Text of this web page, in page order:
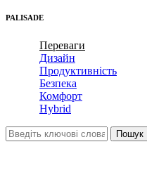
PALISADE
Переваги
Дизайн
Продуктивність
Безпека
Комфорт
Hybrid